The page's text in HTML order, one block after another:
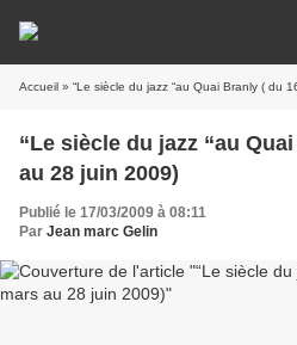
Accueil » “Le siècle du jazz “au Quai Branly ( du
“Le siècle du jazz “au
au 28 juin 2009)
Publié le 17/03/2009 à 08:11
Par Jean marc Gelin